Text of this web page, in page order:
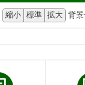
縮小 標準 拡大 背